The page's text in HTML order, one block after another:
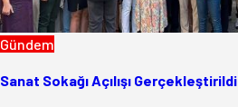
Gündem
Sanat Sokağı Açılışı Gerçekleştirildi